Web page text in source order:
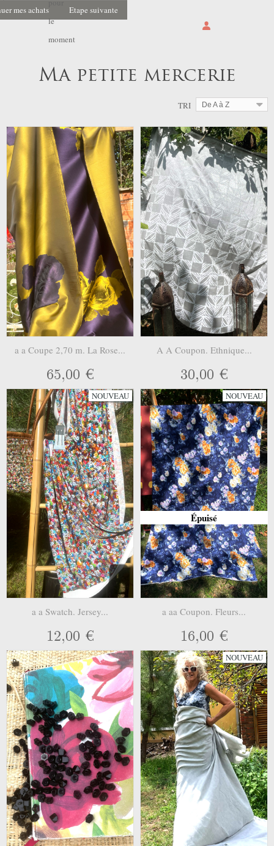
pour
le
moment
mes achats Etape suivante
Ma petite mercerie
TRI De A à Z
a a Coupe 2,70 m. La Rose...
65,00 €
A A Coupon. Ethnique...
30,00 €
NOUVEAU
a a Swatch. Jersey...
12,00 €
NOUVEAU
Épuisé
a aa Coupon. Fleurs...
16,00 €
NOUVEAU